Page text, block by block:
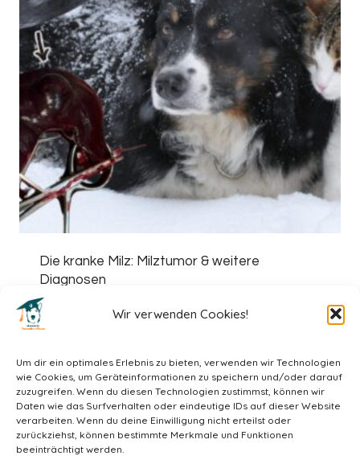
Wir verwenden Cookies!
Um dir ein optimales Erlebnis zu bieten, verwenden wir Technologien
wie Cookies, um Geräteinformationen zu speichern und/oder darauf
zuzugreifen. Wenn du diesen Technologien zustimmst, können wir
Daten wie das Surfverhalten oder eindeutige IDs auf dieser Website
verarbeiten. Wenn du deine Einwilligung nicht erteilst oder
zurückziehst, können bestimmte Merkmale und Funktionen
beeinträchtigt werden.
Die kranke Milz: Milztumor & weitere
Diagnosen
39,00